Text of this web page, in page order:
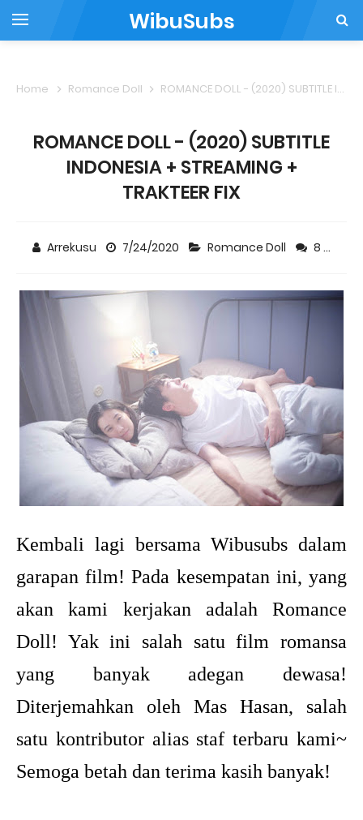
WibuSubs
Home Romance Doll ROMANCE DOLL - (2020) SUBTITLE INDONESIA + STREAMING + TRAKTEER FIX
ROMANCE DOLL - (2020) SUBTITLE
INDONESIA + STREAMING +
TRAKTEER FIX
Arrekusu 7/24/2020 Romance Doll 8 comments
Kembali lagi bersama Wibusubs dalam
garapan film! Pada kesempatan ini, yang
akan kami kerjakan adalah Romance
Doll! Yak ini salah satu film romansa
yang banyak adegan dewasa!
Diterjemahkan oleh Mas Hasan, salah
satu kontributor alias staf terbaru kami~
Semoga betah dan terima kasih banyak!